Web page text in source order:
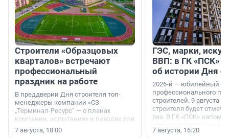
Строители «Образцовых
кварталов» встречают
профессиональный
праздник на работе
В преддверии Дня строителя топ-
менеджеры компании «СЗ
„Терминал-Ресурс“ — о планах
компании, испытаниях и поводах для
осторожного оптимизма.
7 августа, 18:00
ГЭС, марки,
ВВП: в ГК «ПСК»
об истории Дня
2026-й — юбилейный
профессионального
строителей. 9 августа
строителя будет
раз. В ГК «ПСК»
поменялась роль
7 августа, 16:20